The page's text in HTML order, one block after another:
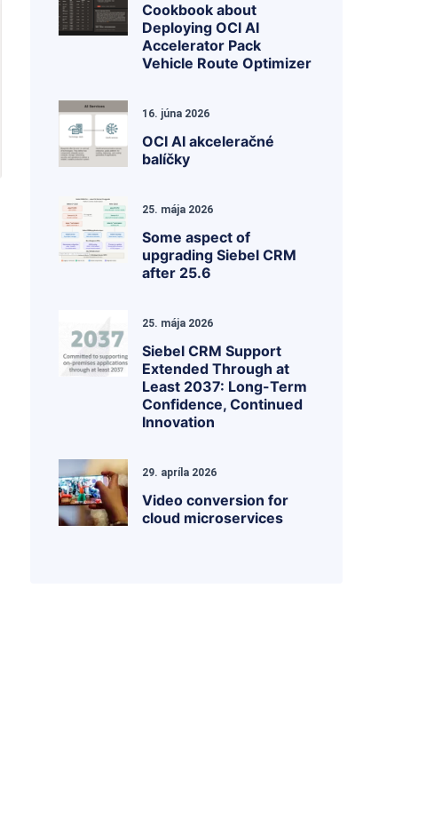
Cookbook about
Deploying OCI AI
Accelerator Pack
Vehicle Route Optimizer
16. júna 2026
OCI AI akceleračné
balíčky
25. mája 2026
Some aspect of
upgrading Siebel CRM
after 25.6
25. mája 2026
Siebel CRM Support
Extended Through at
Least 2037: Long-Term
Confidence, Continued
Innovation
29. apríla 2026
Video conversion for
cloud microservices